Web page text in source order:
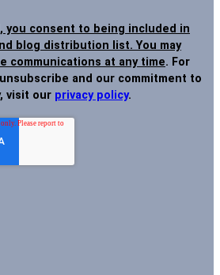
you consent to being included in
blog distribution list. You may
communications at any time. For
and our commitment to
visit our privacy policy.